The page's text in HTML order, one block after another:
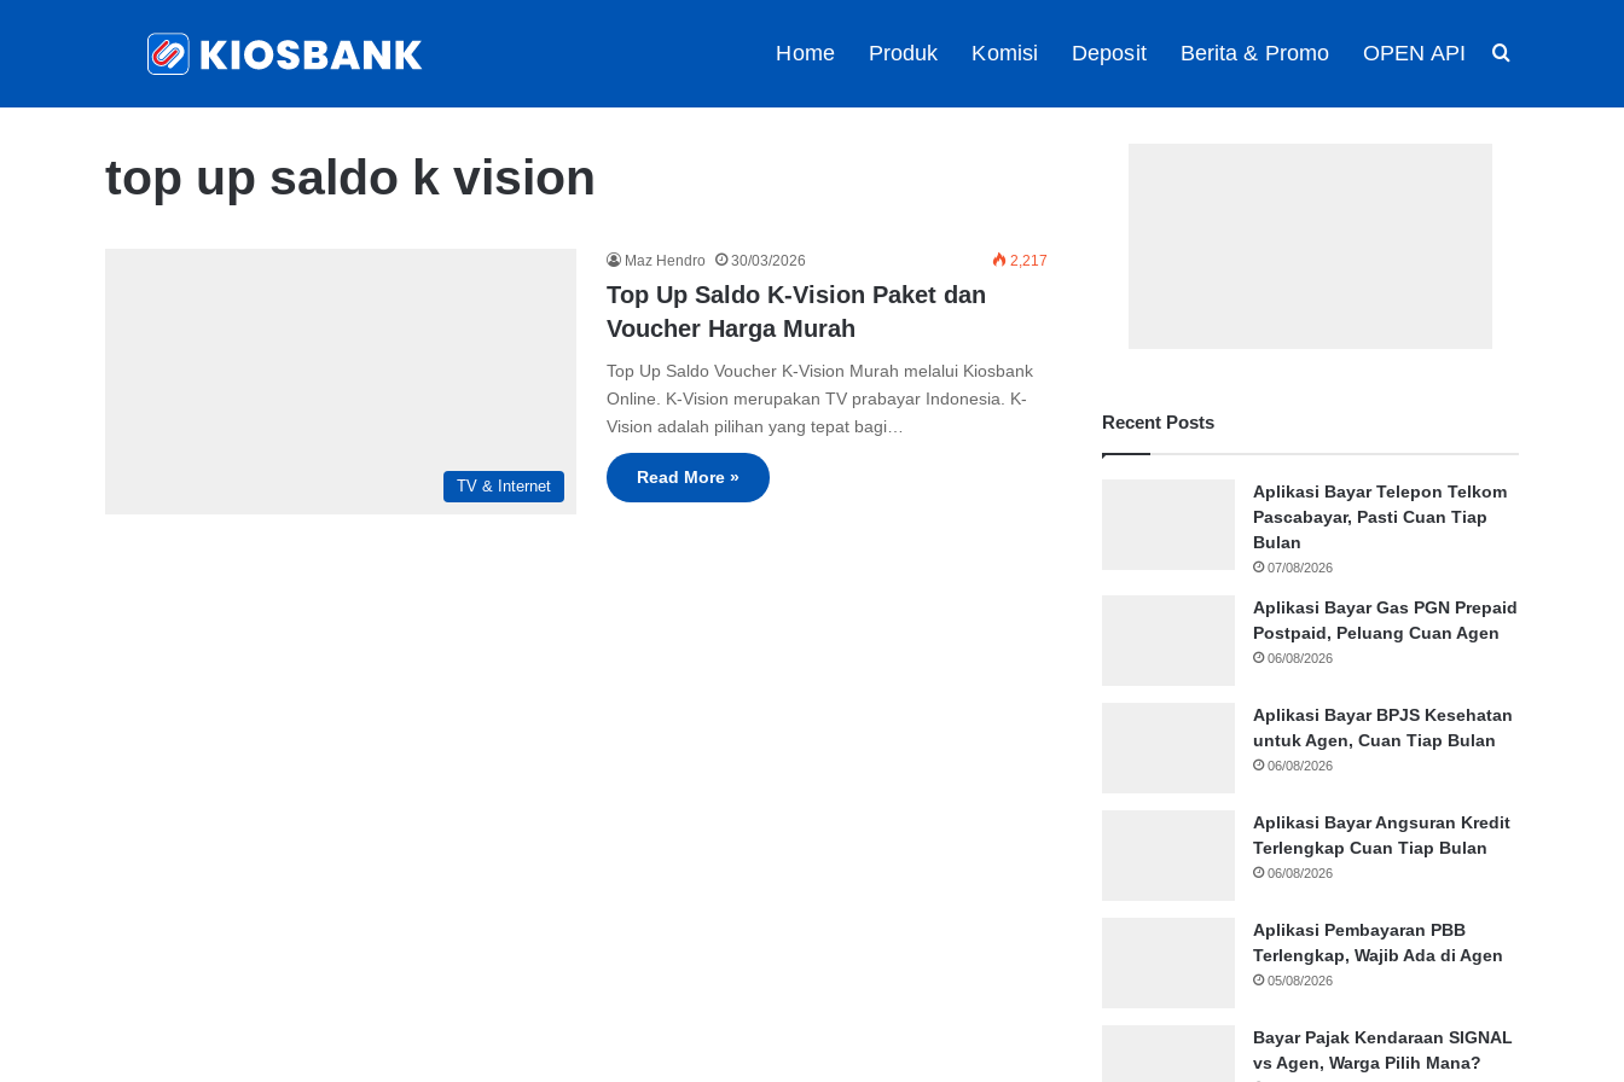
Home Produk Komisi Deposit Berita & Promo OPEN API
top up saldo k vision
TV & Internet
Maz Hendro 30/03/2026 2,217
Top Up Saldo K-Vision Paket dan
Voucher Harga Murah
Top Up Saldo Voucher K-Vision Murah melalui Kiosbank
Online. K-Vision merupakan TV prabayar Indonesia. K-
Vision adalah pilihan yang tepat bagi…
Read More »
Recent Posts
Aplikasi Bayar Telepon Telkom
Pascabayar, Pasti Cuan Tiap
Bulan
07/08/2026
Aplikasi Bayar Gas PGN Prepaid
Postpaid, Peluang Cuan Agen
06/08/2026
Aplikasi Bayar BPJS Kesehatan
untuk Agen, Cuan Tiap Bulan
06/08/2026
Aplikasi Bayar Angsuran Kredit
Terlengkap Cuan Tiap Bulan
06/08/2026
Aplikasi Pembayaran PBB
Terlengkap, Wajib Ada di Agen
05/08/2026
Bayar Pajak Kendaraan SIGNAL
vs Agen, Warga Pilih Mana?